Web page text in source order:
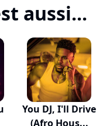
aussi...
You DJ, I'll Drive
(Afro Hous...